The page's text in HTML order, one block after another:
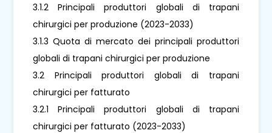
3.1.2 Principali produttori globali di trapani
chirurgici per produzione (2023-2033)
3.1.3 Quota di mercato dei principali produttori
globali di trapani chirurgici per produzione
3.2 Principali produttori globali di trapani
chirurgici per fatturato
3.2.1 Principali produttori globali di trapani
chirurgici per fatturato (2023-2033)